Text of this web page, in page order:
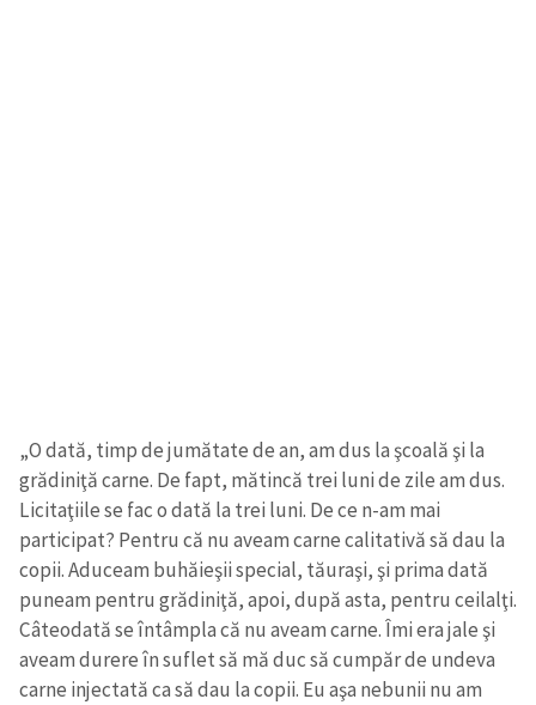
„O dată, timp de jumătate de an, am dus la şcoală şi la
grădiniţă carne. De fapt, mătincă trei luni de zile am dus.
Licitaţiile se fac o dată la trei luni. De ce n-am mai
participat? Pentru că nu aveam carne calitativă să dau la
copii. Aduceam buhăieşii special, tăuraşi, şi prima dată
puneam pentru grădiniţă, apoi, după asta, pentru ceilalţi.
Câteodată se întâmpla că nu aveam carne. Îmi era jale şi
aveam durere în suflet să mă duc să cumpăr de undeva
carne injectată ca să dau la copii. Eu aşa nebunii nu am